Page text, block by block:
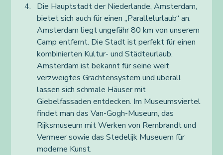
Die Hauptstadt der Niederlande, Amsterdam,
bietet sich auch für einen „Parallelurlaub“ an.
Amsterdam liegt ungefähr 80 km von unserem
Camp entfernt. Die Stadt ist perfekt für einen
kombinierten Kultur- und Städteurlaub.
Amsterdam ist bekannt für seine weit
verzweigtes Grachtensystem und überall
lassen sich schmale Häuser mit
Giebelfassaden entdecken. Im Museumsviertel
findet man das Van-Gogh-Museum, das
Rijksmuseum mit Werken von Rembrandt und
Vermeer sowie das Stedelijk Museuem für
moderne Kunst.